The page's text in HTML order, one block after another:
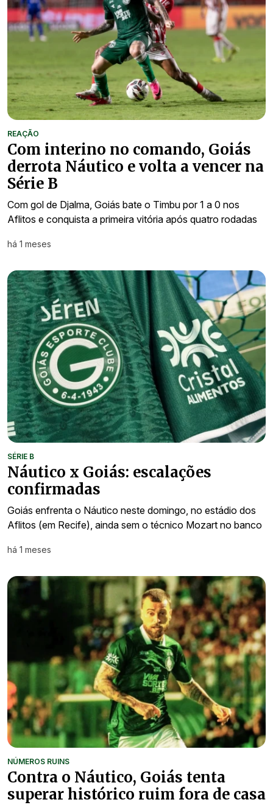
REAÇÃO
Com interino no comando, Goiás
derrota Náutico e volta a vencer na
Série B
Com gol de Djalma, Goiás bate o Timbu por 1 a 0 nos
Aflitos e conquista a primeira vitória após quatro rodadas
há 1 meses
SÉRIE B
Náutico x Goiás: escalações
confirmadas
Goiás enfrenta o Náutico neste domingo, no estádio dos
Aflitos (em Recife), ainda sem o técnico Mozart no banco
há 1 meses
NÚMEROS RUINS
Contra o Náutico, Goiás tenta
superar histórico ruim fora de casa